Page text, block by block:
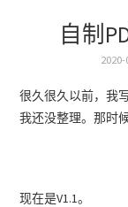
自制
很久很久以前，我
我还没整理。那时
现在是V1.1。